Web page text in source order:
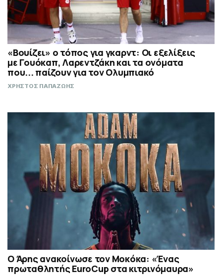
«Βουίζει» ο τόπος για γκαρντ: Οι εξελίξεις
με Γουόκαπ, Λαρεντζάκη και τα ονόματα
που... παίζουν για τον Ολυμπιακό
ΧΡΗΣΤΟΣ ΠΑΠΑΖΩΗΣ
Ο Άρης ανακοίνωσε τον Μοκόκα: «Ένας
πρωταθλητής EuroCup στα κιτρινόμαυρα»